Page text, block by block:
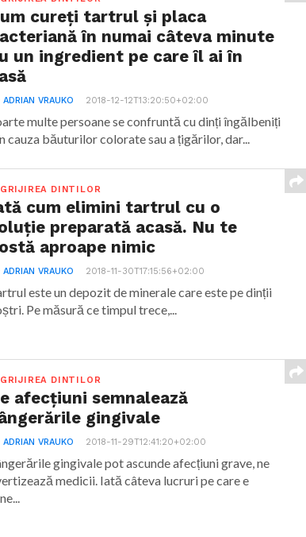
cureți tartrul și placa
în numai câteva minute
un ingredient pe care îl ai în
ADRIAN VRAUKO 2018-12-12T13:20:50+02:00
multe persoane se confruntă cu dinți îngălbeniți
cauza băuturilor colorate sau a țigărilor, dar...
DINTILOR
cum elimini tartrul cu o
preparată acasă. Nu te
aproape nimic
ADRIAN VRAUKO 2018-11-30T17:15:56+02:00
este un depozit de minerale care este pe dinții
Pe măsură ce timpul trece,...
DINTILOR
afecțiuni semnalează
gingivale
ADRIAN VRAUKO 2018-11-29T12:41:20+02:00
gingivale pot ascunde afecțiuni grave, ne
medicii. Iată câteva lucruri pe care e